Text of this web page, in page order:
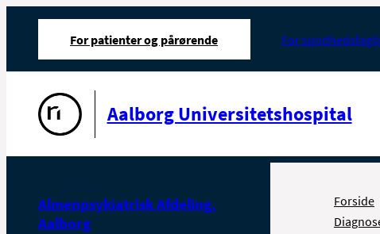
For patienter og pårørende For
Aalborg Universitetshospital
Almenpsykiatrisk Afdeling,
Aalborg
Forside